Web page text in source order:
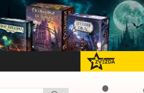
перейти на Zvezda